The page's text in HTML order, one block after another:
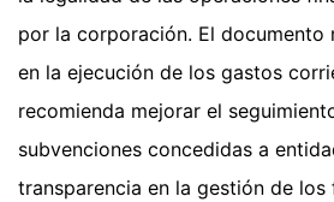
por la corporación. El documento
en la ejecución de los gastos
recomienda mejorar el
subvenciones concedidas a
transparencia en la gestión de